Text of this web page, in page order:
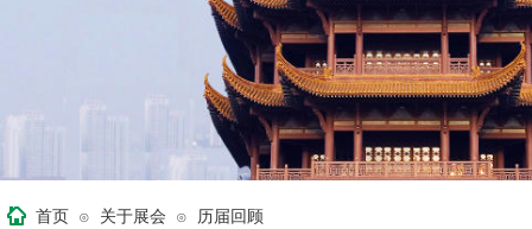
首页 ⊙ 关于展会 ⊙ 历届回顾